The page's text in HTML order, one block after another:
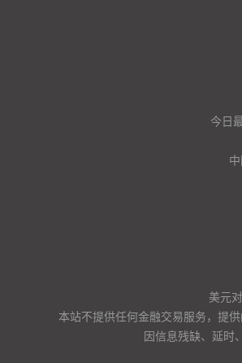
今日
美元
本站不提供任何金融交易服务，提
因信息残缺、延时